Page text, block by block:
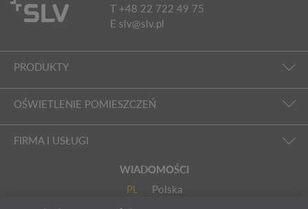
T +48 22 722 49 75
E slv@slv.pl
PRODUKTY
OŚWIETLENIE POMIESZCZEŃ
FIRMA I USŁUGI
WIADOMOŚCI
PL
Polska